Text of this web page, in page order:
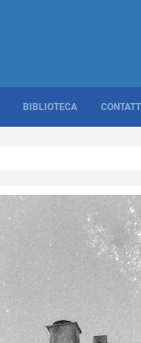
BIBLIOTECA CONTATTI